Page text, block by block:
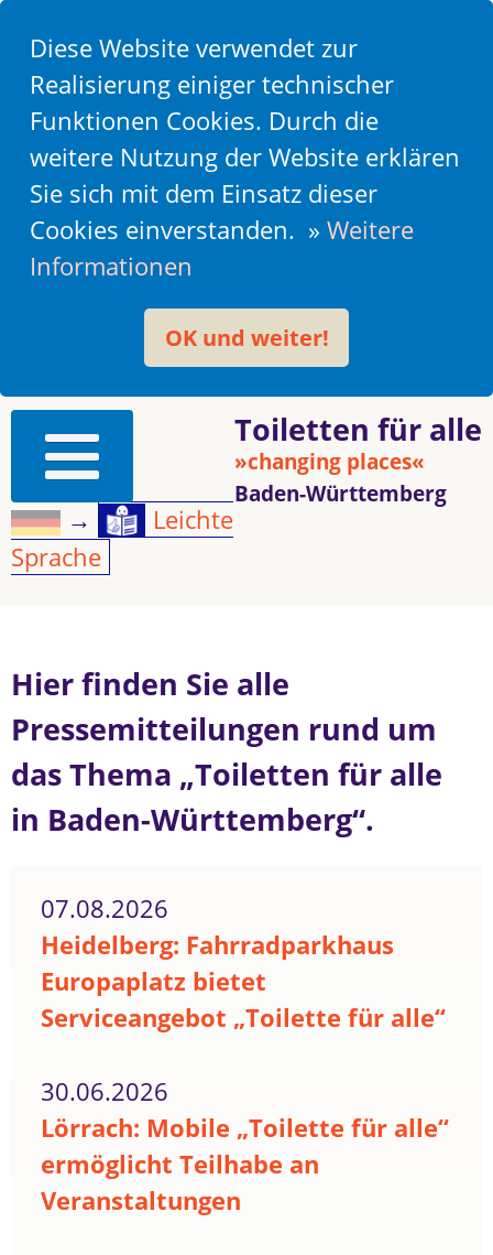
Diese Website verwendet zur
Realisierung einiger technischer
Funktionen Cookies. Durch die
weitere Nutzung der Website erklären
Sie sich mit dem Einsatz dieser
Cookies einverstanden. » Weitere
Informationen
OK und weiter!
Toiletten für alle
»changing places«
Baden-Württemberg
→
Leichte
Sprache
Hier finden Sie alle
Pressemitteilungen rund um
das Thema „Toiletten für alle
in Baden-Württemberg“.
07.08.2026
Heidelberg: Fahrradparkhaus
Europaplatz bietet
Serviceangebot „Toilette für alle“
30.06.2026
Lörrach: Mobile „Toilette für alle“
ermöglicht Teilhabe an
Veranstaltungen